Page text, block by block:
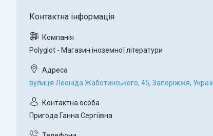
Polyglot - Магазин іноземної літератури
вулиця Леоніда Жаботинського, 45, Запоріжжя,
Пригода Ганна Сергіївна